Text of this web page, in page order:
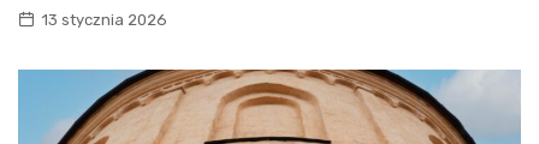
13 stycznia 2026